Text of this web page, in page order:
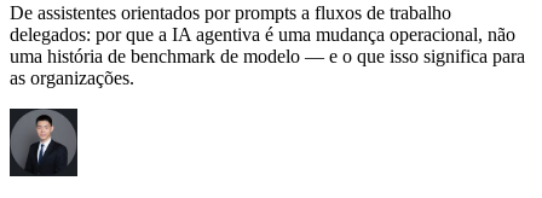
De assistentes orientados por prompts a fluxos de trabalho
delegados: por que a IA agentiva é uma mudança operacional, não
uma história de benchmark de modelo — e o que isso significa para
as organizações.